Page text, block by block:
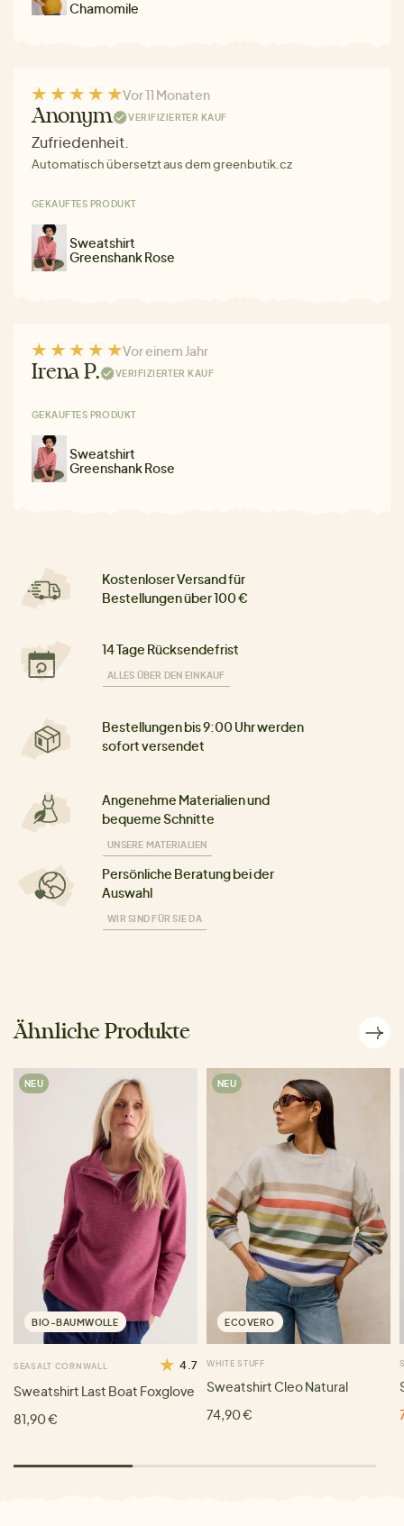
Chamomile
Vor 11 Monaten
Anonym VERIFIZIERTER KAUF
Zufriedenheit.
Automatisch übersetzt aus dem greenbutik.cz
GEKAUFTES PRODUKT
Sweatshirt
Greenshank Rose
Vor einem Jahr
Irena P. VERIFIZIERTER KAUF
GEKAUFTES PRODUKT
Sweatshirt
Greenshank Rose
Kostenloser Versand für
Bestellungen über 100 €
14 Tage Rücksendefrist
ALLES ÜBER DEN EINKAUF
Bestellungen bis 9:00 Uhr werden
sofort versendet
Angenehme Materialien und
bequeme Schnitte
UNSERE MATERIALIEN
Persönliche Beratung bei der
Auswahl
WIR SIND FÜR SIE DA
Ähnliche Produkte
NEU
BIO-BAUMWOLLE
SEASALT CORNWALL 4.7
Sweatshirt Last Boat Foxglove
81,90 €
NEU
ECOVERO
WHITE STUFF
Sweatshirt Cleo Natural
74,90 €